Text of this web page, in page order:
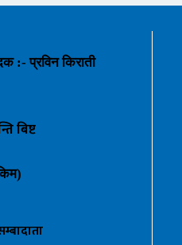
:- प्रविन किराती
बिष्ट